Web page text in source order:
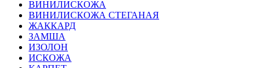
ВИНИЛИСКОЖА
ВИНИЛИСКОЖА СТЕГАНАЯ
ЖАККАРД
ЗАМША
ИЗОЛОН
ИСКОЖА